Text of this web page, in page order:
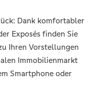
Dank komfortabler
Exposés finden Sie
Ihren Vorstellungen
Immobilienmarkt
Smartphone oder